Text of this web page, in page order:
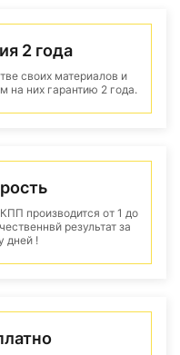
2 года
своих материалов и
на них гарантию 2 года.
производится от 1 до
результат за
дней !